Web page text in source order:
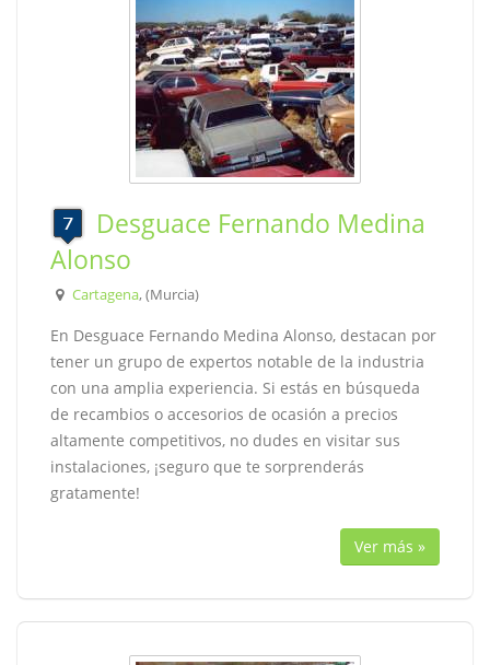
Desguace Fernando Medina
Alonso
Cartagena, (Murcia)
En Desguace Fernando Medina Alonso, destacan por
tener un grupo de expertos notable de la industria
con una amplia experiencia. Si estás en búsqueda
de recambios o accesorios de ocasión a precios
altamente competitivos, no dudes en visitar sus
instalaciones, ¡seguro que te sorprenderás
gratamente!
Ver más »